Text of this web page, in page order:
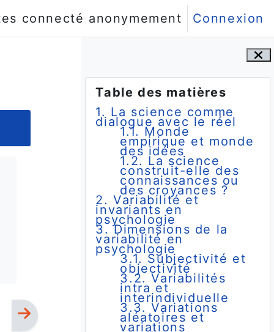
connecté anonymement Connexion
Blocs
Passer Table des matières
Table des matières
1. La science comme
dialogue avec le réel
1.1. Monde
empirique et monde
des idées
1.2. La science
construit-elle des
connaissances ou
des croyances ?
2. Variabilité et
invariants en
psychologie
3. Dimensions de la
variabilité en
psychologie
3.1. Subjectivité et
objectivité
3.2. Variabilités
intra et
interindividuelle
3.3. Variations
aléatoires et
variations